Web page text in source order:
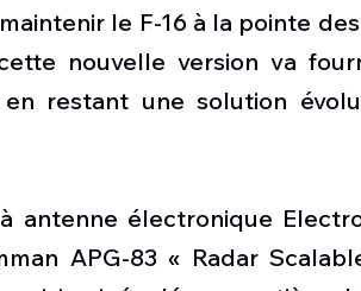
le F-16 à la pointe
nouvelle version va
restant une solution
antenne électronique
APG-83 « Radar